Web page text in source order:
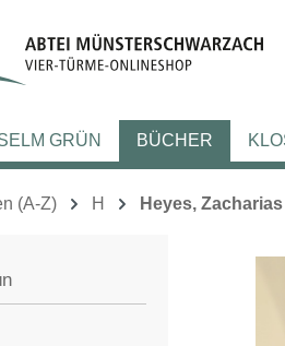
springen
GRÜN BÜCHER
(A-Z) H Heyes, Zacharias